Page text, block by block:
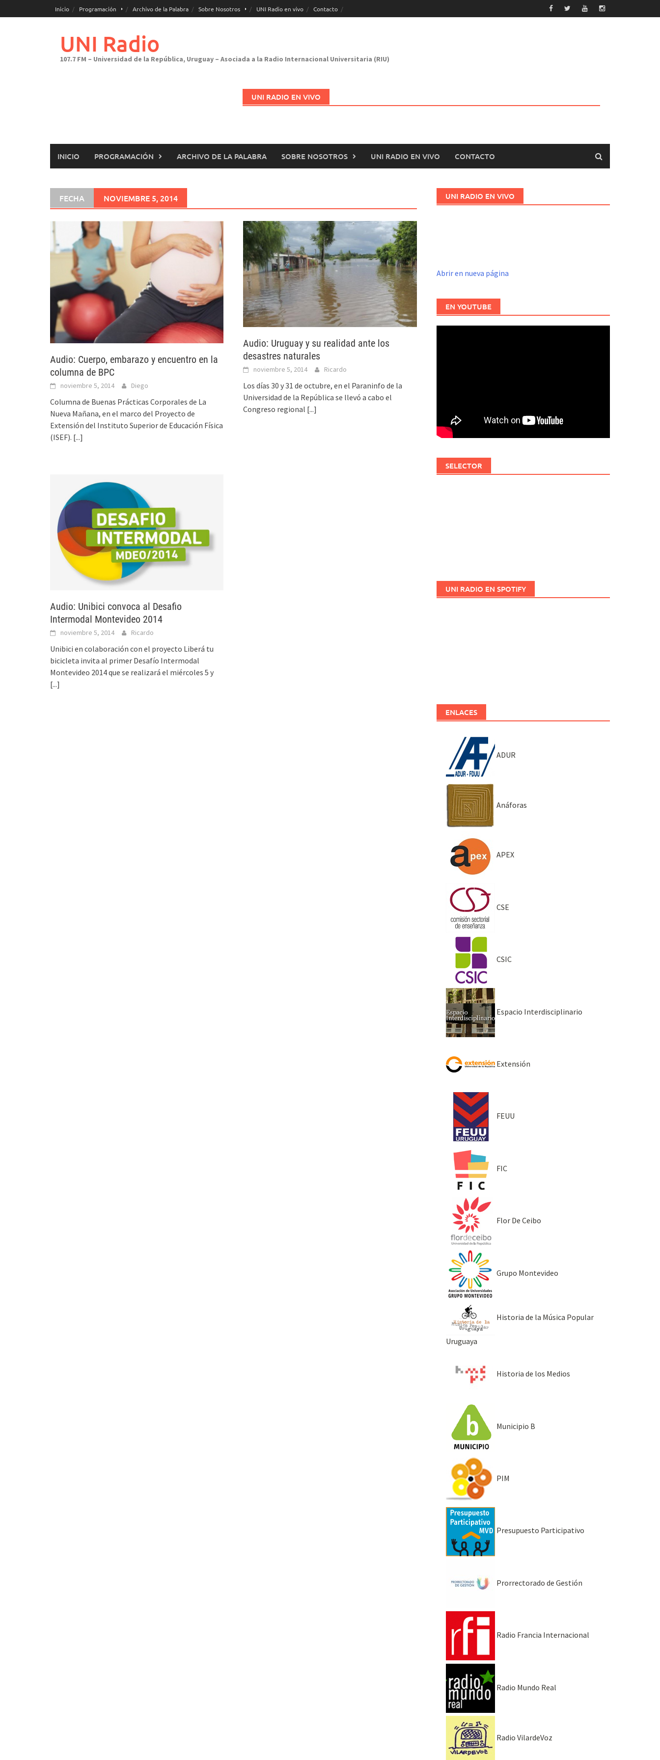
al
Inicio Programación Archivo de la Palabra Sobre Nosotros UNI Radio en vivo Contacto
UNI Radio
107.7 FM – Universidad de la República, Uruguay – Asociada a la Radio Internacional Universitaria (RIU)
UNI RADIO EN VIVO
INICIO PROGRAMACIÓN ARCHIVO DE LA PALABRA SOBRE NOSOTROS UNI RADIO EN VIVO CONTACTO
FECHA NOVIEMBRE 5, 2014
Audio: Cuerpo, embarazo y encuentro en la
columna de BPC
noviembre 5, 2014 Diego
Columna de Buenas Prácticas Corporales de La
Nueva Mañana, en el marco del Proyecto de
Extensión del Instituto Superior de Educación Física
(ISEF). [...]
Audio: Uruguay y su realidad ante los
desastres naturales
noviembre 5, 2014 Ricardo
Los días 30 y 31 de octubre, en el Paraninfo de la
Universidad de la República se llevó a cabo el
Congreso regional [...]
Audio: Unibici convoca al Desafio
Intermodal Montevideo 2014
noviembre 5, 2014 Ricardo
Unibici en colaboración con el proyecto Liberá tu
bicicleta invita al primer Desafío Intermodal
Montevideo 2014 que se realizará el miércoles 5 y
[...]
UNI RADIO EN VIVO
Abrir en nueva página
EN YOUTUBE
SELECTOR
UNI RADIO EN SPOTIFY
ENLACES
ADUR
Anáforas
APEX
CSE
CSIC
Espacio Interdisciplinario
Extensión
FEUU
FIC
Flor De Ceibo
Grupo Montevideo
Historia de la Música Popular
Uruguaya
Historia de los Medios
Municipio B
PIM
Presupuesto Participativo
Prorrectorado de Gestión
Radio Francia Internacional
Radio Mundo Real
Radio VilardeVoz